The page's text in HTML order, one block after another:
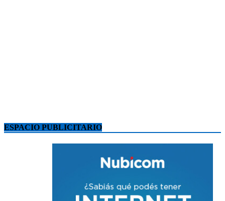
ESPACIO PUBLICITARIO